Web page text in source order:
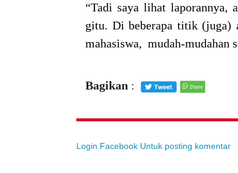
“Tadi saya lihat laporannya,
gitu. Di beberapa titik (juga)
mahasiswa, mudah-mudahan
Bagikan :
Login Facebook Untuk posting komentar